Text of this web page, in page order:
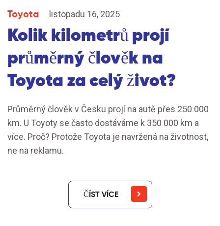
Toyota listopadu 16, 2025
Kolik kilometrů projí
průměrný člověk na
Toyota za celý život?
Průměrný člověk v Česku projí na autě přes 250 000
km. U Toyoty se často dostáváme k 350 000 km a
více. Proč? Protože Toyota je navržená na životnost,
ne na reklamu.
ČÍST VÍCE